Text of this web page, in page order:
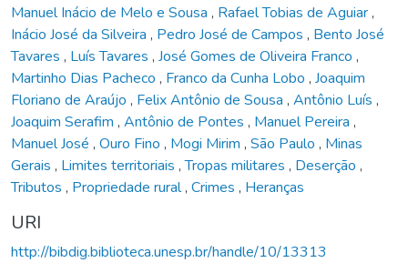
Manuel Inácio de Melo e Sousa , Rafael Tobias de Aguiar,
Inácio José da Silveira , Pedro José de Campos , Bento José
Tavares , Luís Tavares , José Gomes de Oliveira Franco ,
Martinho Dias Pacheco , Franco da Cunha Lobo , Joaquim
Floriano de Araújo , Felix Antônio de Sousa , Antônio Luís ,
Joaquim Serafim , Antônio de Pontes , Manuel Pereira ,
Manuel José , Ouro Fino , Mogi Mirim , São Paulo , Minas
Gerais , Limites territoriais ,Tropas militares , Deserção ,
Tributos , Propriedade rural, Crimes , Heranças
URI
http://bibdig.biblioteca.unesp.br/handle/10/13313